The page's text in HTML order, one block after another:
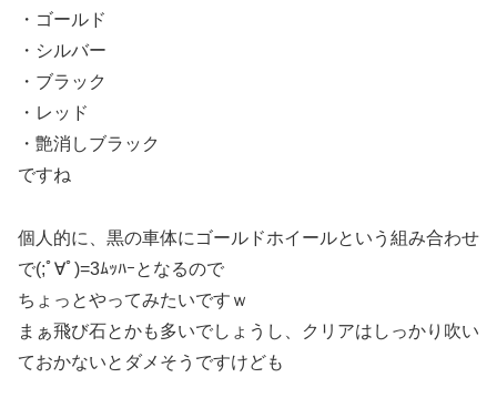
・ゴールド
・シルバー
・ブラック
・レッド
・艶消しブラック
ですね
個人的に、黒の車体にゴールドホイールという組み合わせ
で(;ﾟ∀ﾟ)=3ﾑｯﾊｰとなるので
ちょっとやってみたいですｗ
まぁ飛び石とかも多いでしょうし、クリアはしっかり吹い
ておかないとダメそうですけども